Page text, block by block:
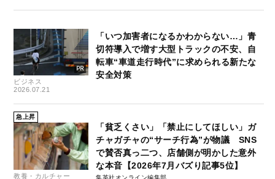
ビジネス
2026.07.21
「いつ加害者になるかわからない…」青
切符導入で増す大型トラックの不安、自
転車“車道走行時代”に求められる新たな
安全対策
急上昇
教養・カルチャー
「貧乏くさい」「禁止にしてほしい」ガ
チャガチャの“サーチ行為”が物議 SNS
で賛否真っ二つ、店舗側が明かした意外
な本音【2026年7月バズり記事5位】
集英社オンライン編集部